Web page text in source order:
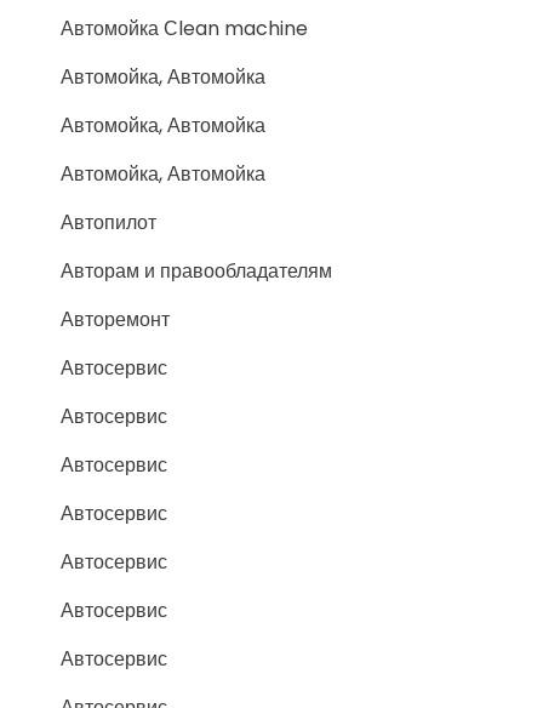
Автомойка Сlean machine
Автомойка, Автомойка
Автомойка, Автомойка
Автомойка, Автомойка
Автопилот
Авторам и правообладателям
Авторемонт
Автосервис
Автосервис
Автосервис
Автосервис
Автосервис
Автосервис
Автосервис